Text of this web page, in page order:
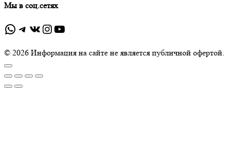
Мы в соц.сетях
WhatsApp
Telegram
ВКонтакте
Instagram
YouTube
© 2026 Информация на сайте не является публичной офертой.